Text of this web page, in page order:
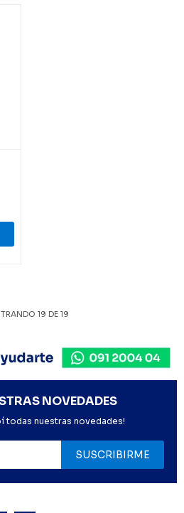
19 DE 19
NOVEDADES
todas nuestras novedades!
SUSCRIBIRME